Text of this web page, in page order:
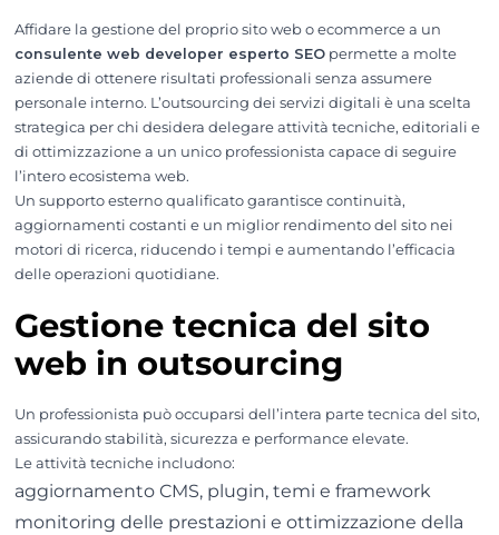
Affidare la gestione del proprio sito web o ecommerce a un
consulente web developer esperto SEOpermette a molte
aziende di ottenere risultati professionali senza assumere
personale interno. L’outsourcing dei servizi digitali è una scelta
strategica per chi desidera delegare attività tecniche, editoriali e
di ottimizzazione a un unico professionista capace di seguire
l’intero ecosistema web.
Un supporto esterno qualificato garantisce continuità,
aggiornamenti costanti e un miglior rendimento del sito nei
motori di ricerca, riducendo i tempi e aumentando l’efficacia
delle operazioni quotidiane.
Gestione tecnica del sito
web in outsourcing
Un professionista può occuparsi dell’intera parte tecnica del sito,
assicurando stabilità, sicurezza e performance elevate.
Le attività tecniche includono:
aggiornamento CMS, plugin, temi e framework
monitoring delle prestazioni e ottimizzazione della